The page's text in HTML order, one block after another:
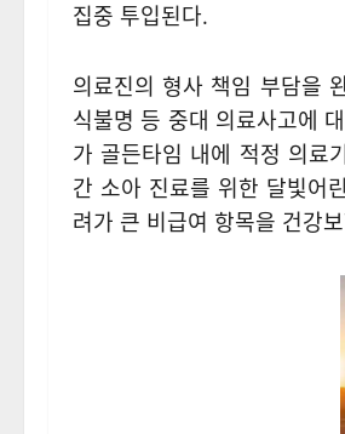
집중 투입된다.
의료진의 형사 책임 부담을
식불명 등 중대 의료사고에
가 골든타임 내에 적정 의료
간 소아 진료를 위한 달빛어
려가 큰 비급여 항목을 건강